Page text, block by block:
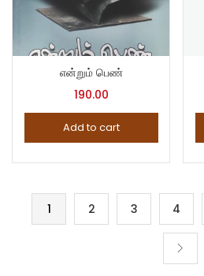
என்றும் பெண்
190.00
Add to cart
1 2 3 4